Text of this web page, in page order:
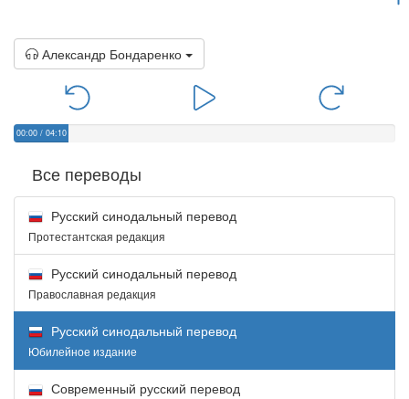
Александр Бондаренко
00:00 / 04:10
Все переводы
Русский синодальный перевод
Протестантская редакция
Русский синодальный перевод
Православная редакция
Русский синодальный перевод
Юбилейное издание
Современный русский перевод